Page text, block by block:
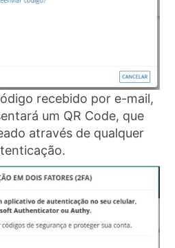
recebido por e-mail,
um QR Code, que
através de qualquer